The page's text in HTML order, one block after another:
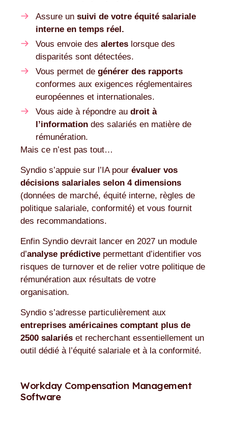
Assure unsuivi de votre équité salariale
interne en temps réel.
Vous envoie desalertes lorsque des
disparités sont détectées.
Vous permet degénérer des rapports
conformes aux exigences réglementaires
européennes et internationales.
Vous aide à répondre audroit à
l’information des salariés en matière de
rémunération.
Mais ce n’est pas tout…
Syndio s’appuie sur l’IA pour évaluer vos
décisions salariales selon 4 dimensions
(données de marché, équité interne, règles de
politique salariale, conformité) et vous fournit
des recommandations.
Enfin Syndio devrait lancer en 2027 un module
d’analyse prédictive permettant d’identifier vos
risques de turnover et de relier votre politique de
rémunération aux résultats de votre
organisation.
Syndio s’adresse particulièrement aux
entreprises américaines comptant plus de
2500 salariéset recherchant essentiellement un
outil dédié à l’équité salariale et à la conformité.
Workday Compensation Management
Software